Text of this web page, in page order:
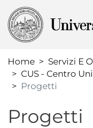
Home
Servizi E
CUS - Centro
Progetti
Progetti